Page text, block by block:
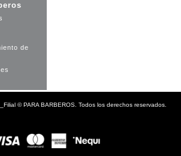
de
©PARA BARBEROS. Todos los derechos reservados.